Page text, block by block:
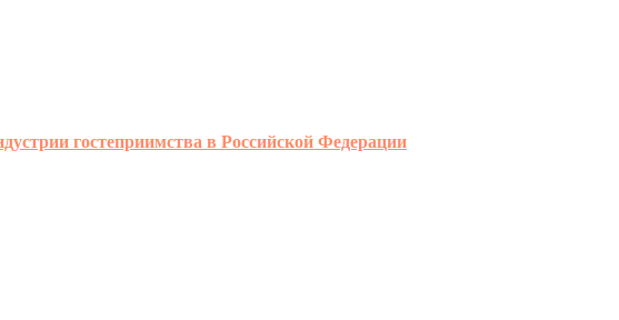
гостеприимства в Российской Федерации